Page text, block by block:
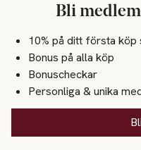
Bli
10% på ditt första köp
Bonus på alla köp
Bonuscheckar
Personliga & unika